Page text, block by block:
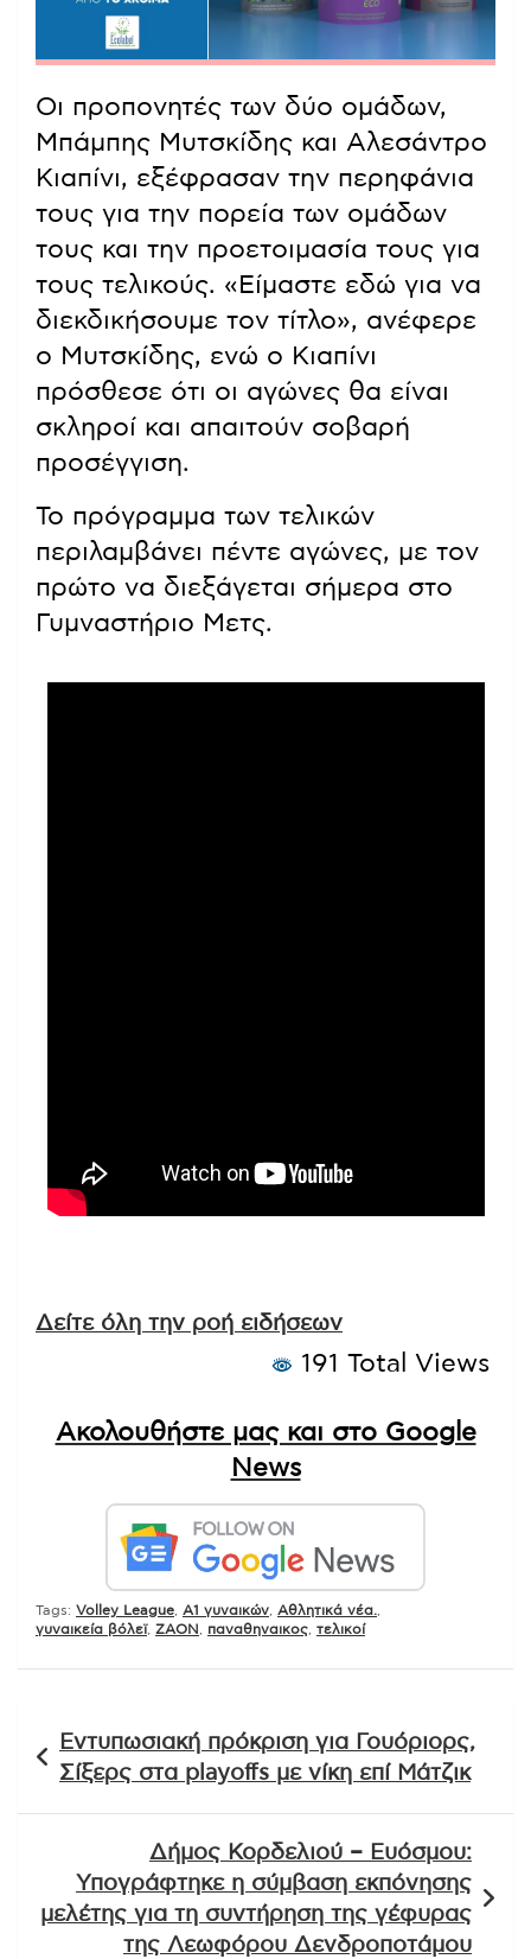
Οι προπονητές των δύο ομάδων,
Μπάμπης Μυτσκίδης και Αλεσάντρο
Κιαπίνι, εξέφρασαν την περηφάνια
τους για την πορεία των ομάδων
τους και την προετοιμασία τους για
τους τελικούς. «Είμαστε εδώ για να
διεκδικήσουμε τον τίτλο», ανέφερε
ο Μυτσκίδης, ενώ ο Κιαπίνι
πρόσθεσε ότι οι αγώνες θα είναι
σκληροί και απαιτούν σοβαρή
προσέγγιση.
Το πρόγραμμα των τελικών
περιλαμβάνει πέντε αγώνες, με τον
πρώτο να διεξάγεται σήμερα στο
Γυμναστήριο Μετς.
Δείτε όλη την ροή ειδήσεων
191 Total Views
Ακολουθήστε μας και στο Google
News
Tags: Volley League Α1 γυναικών Αθλητικά νέα.
γυναικεία βόλεϊ, ΖΑΟΝ παναθηναικος τελικοί
άρθρων
Εντυπωσιακή πρόκριση για Γουόριορς,
Σίξερς στα playoffs με νίκη επί Μάτζικ
Δήμος Κορδελιού – Ευόσμου:
Υπογράφτηκε η σύμβαση εκπόνησης
μελέτης για τη συντήρηση της γέφυρας
της Λεωφόρου Δενδροποτάμου